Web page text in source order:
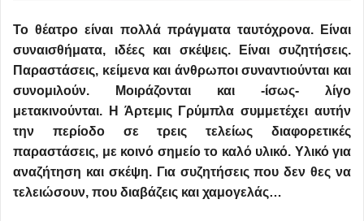
Το θέατρο είναι πολλά πράγματα ταυτόχρονα. Είναι
συναισθήματα, ιδέες και σκέψεις. Είναι συζητήσεις.
Παραστάσεις, κείμενα και άνθρωποι συναντιούνται και
συνομιλούν. Μοιράζονται και -ίσως- λίγο
μετακινούνται. Η Άρτεμις Γρύμπλα συμμετέχει αυτήν
την περίοδο σε τρεις τελείως διαφορετικές
παραστάσεις, με κοινό σημείο το καλό υλικό. Υλικό για
αναζήτηση και σκέψη. Για συζητήσεις που δεν θες να
τελειώσουν, που διαβάζεις και χαμογελάς…